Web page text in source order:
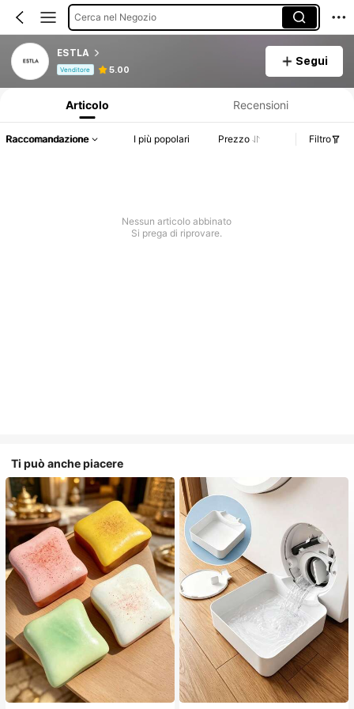
Cerca nel Negozio
ESTLA
Venditore 5.00
Segui
Articolo Recensioni
Raccomandazione I più popolari Prezzo Filtro
Nessun articolo abbinato
Si prega di riprovare.
Ti può anche piacere